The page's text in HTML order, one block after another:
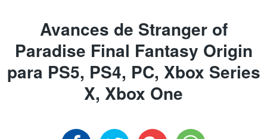
Avances de Stranger of
Paradise Final Fantasy Origin
para PS5, PS4, PC, Xbox Series
X, Xbox One